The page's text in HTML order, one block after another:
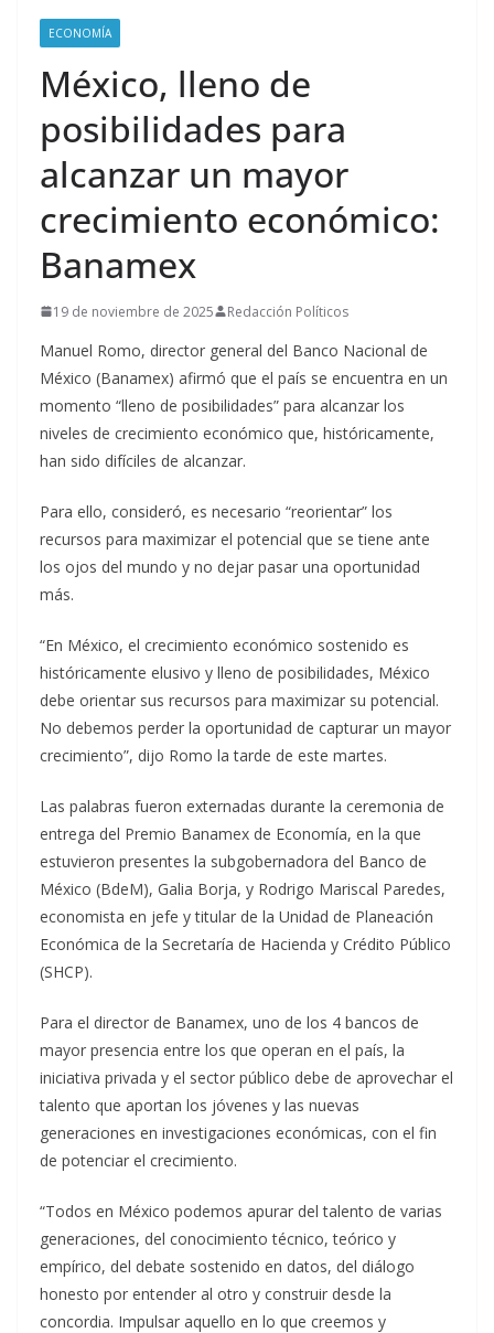
ECONOMÍA
México, lleno de
posibilidades para
alcanzar un mayor
crecimiento económico:
Banamex
19 de noviembre de 2025 Redacción Políticos
Manuel Romo, director general del Banco Nacional de
México (Banamex) afirmó que el país se encuentra en un
momento “lleno de posibilidades” para alcanzar los
niveles de crecimiento económico que, históricamente,
han sido difíciles de alcanzar.
Para ello, consideró, es necesario “reorientar” los
recursos para maximizar el potencial que se tiene ante
los ojos del mundo y no dejar pasar una oportunidad
más.
“En México, el crecimiento económico sostenido es
históricamente elusivo y lleno de posibilidades, México
debe orientar sus recursos para maximizar su potencial.
No debemos perder la oportunidad de capturar un mayor
crecimiento”, dijo Romo la tarde de este martes.
Las palabras fueron externadas durante la ceremonia de
entrega del Premio Banamex de Economía, en la que
estuvieron presentes la subgobernadora del Banco de
México (BdeM), Galia Borja, y Rodrigo Mariscal Paredes,
economista en jefe y titular de la Unidad de Planeación
Económica de la Secretaría de Hacienda y Crédito Público
(SHCP).
Para el director de Banamex, uno de los 4 bancos de
mayor presencia entre los que operan en el país, la
iniciativa privada y el sector público debe de aprovechar el
talento que aportan los jóvenes y las nuevas
generaciones en investigaciones económicas, con el fin
de potenciar el crecimiento.
“Todos en México podemos apurar del talento de varias
generaciones, del conocimiento técnico, teórico y
empírico, del debate sostenido en datos, del diálogo
honesto por entender al otro y construir desde la
concordia. Impulsar aquello en lo que creemos y